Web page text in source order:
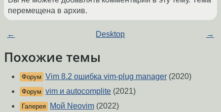
перемещена в архив.
← Desktop →
Похожие темы
Форум Vim 8.2 ошибка vim-plug manager (2020)
Форум vim и autocomplite (2021)
Галерея Мой Neovim (2022)